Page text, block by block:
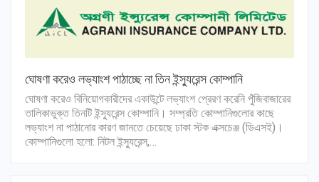
ঘোষণা করেও লভ্যাংশ পাঠাচ্ছে না তিন ইন্স্যুরেন্স কোম্পানি
ঘোষণা করেও বিনিয়োগকারীদের একাউন্টে লভ্যাংশ প্রেরণ করেনি পুঁজিবাজারের
তালিকাভুক্ত তিনটি ইন্স্যুরেন্স কোম্পানি। সম্প্রতি কোম্পানিগুলোর কাছে
লভ্যাংশ না পাঠানোর কারণ জানতে চেয়েছে ঢাকা স্টক এক্সচেঞ্জ (ডিএসই)।
কোম্পানিগুলো হলো: নিটল ইন্স্যুরেন্স,…